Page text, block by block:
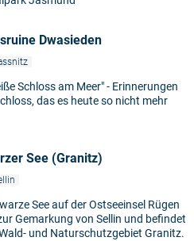
Dwasieden
Schloss am Meer" - Erinnerungen
das es heute so nicht mehr
See (Granitz)
See auf der Ostseeinsel Rügen
Gemarkung von Sellin und befindet
und Naturschutzgebiet Granitz.